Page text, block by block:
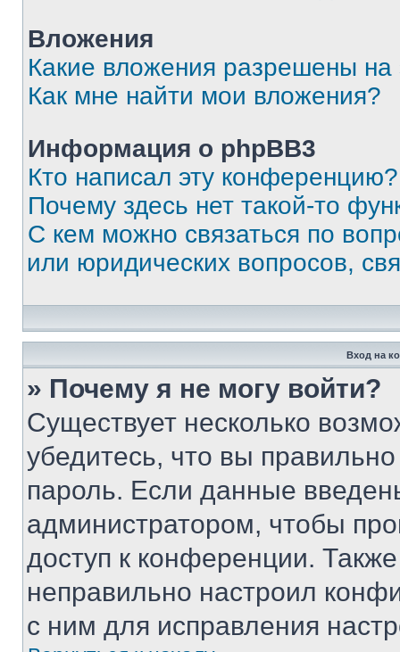
Вложения
Какие вложения разрешены
Как мне найти мои вложения?
Информация о phpBB3
Кто написал эту конференцию?
Почему здесь нет такой-то
С кем можно связаться по
или юридических вопросов,
Вход на
» Почему я не могу войти?
Существует несколько
убедитесь, что вы
пароль. Если данные
администратором, чтобы
доступ к конференции.
неправильно настроил
с ним для исправления